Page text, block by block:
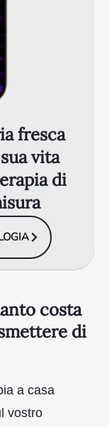
fresca
vita
di
costa
di
a casa
vostro